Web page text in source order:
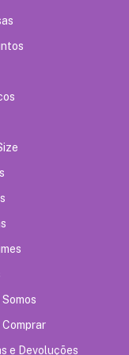
Somos
Comprar
e Devoluções